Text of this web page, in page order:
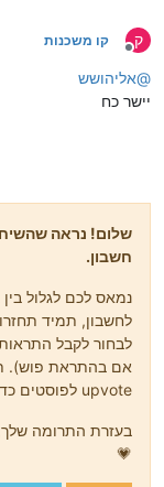
ק
מנותק
קו משכנות
@אליהושש
יישר כח
שלום! נראה
חשבון.
נמאס לכם לגלול
לחשבון, תמיד
לבחור לקבל
אם בהתראת פוש).
upvote לפוסטים כדי להביע הערכה לחברי קהילה אחרים.
בעזרת התרומה שלך,
💗